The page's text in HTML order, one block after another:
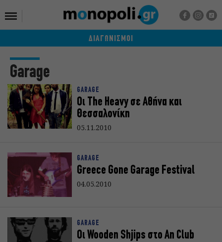
ΔΙΑΓΩΝΙΣΜΟΙ
Garage
GARAGE
Οι The Heavy σε Αθήνα και
Θεσσαλονίκη
05.11.2010
GARAGE
Greece Gone Garage Festival
04.05.2010
GARAGE
Οι Wooden Shjips στο An Club